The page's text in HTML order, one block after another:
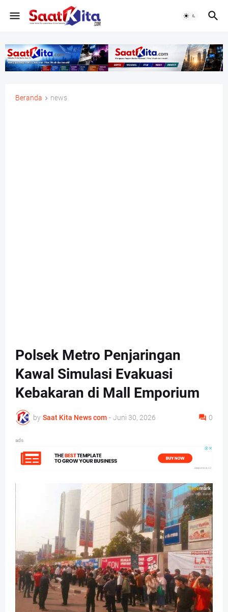
Beranda news
Polsek Metro Penjaringan
Kawal Simulasi Evakuasi
Kebakaran di Mall Emporium
by Saat Kita News com - Juni 30, 2026 0
ads